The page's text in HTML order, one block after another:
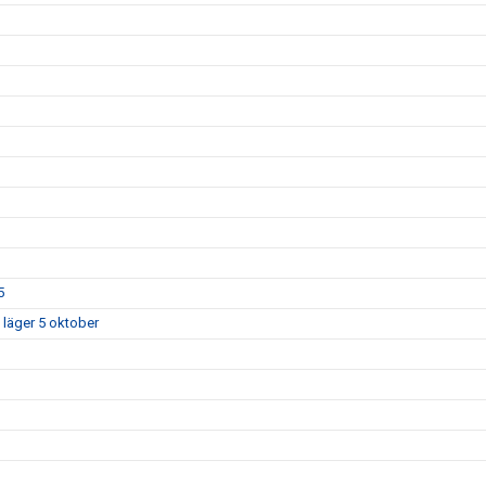
läger 5 oktober